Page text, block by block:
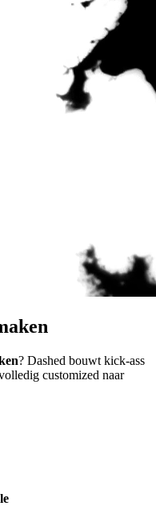
? Dashed bouwt kick-ass
customized naar